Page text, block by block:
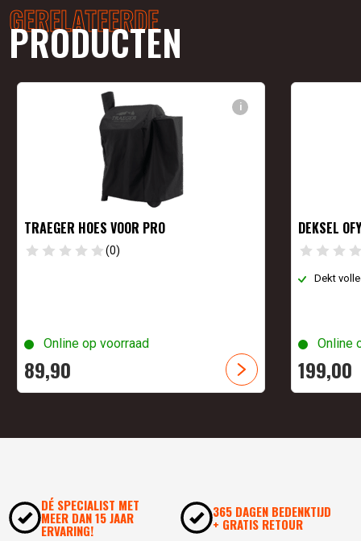
GERELATEERDE
PRODUCTEN
i
TRAEGER HOES VOOR PRO
(0)
Online op voorraad
89,90
DEKSEL
Dekt
Online
199,00
DÉ SPECIALIST MET
MEER DAN 15 JAAR
ERVARING!
365 DAGEN BEDENKTIJD
+ GRATIS RETOUR